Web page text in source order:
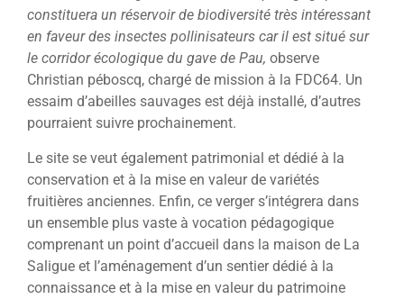
constituera un réservoir de biodiversité très intéressant
en faveur des insectes pollinisateurs car il est situé sur
le corridor écologique du gave de Pau, observe
Christian péboscq, chargé de mission à la FDC64. Un
essaim d’abeilles sauvages est déjà installé, d’autres
pourraient suivre prochainement.
Le site se veut également patrimonial et dédié à la
conservation et à la mise en valeur de variétés
fruitières anciennes. Enfin, ce verger s’intégrera dans
un ensemble plus vaste à vocation pédagogique
comprenant un point d’accueil dans la maison de La
Saligue et l’aménagement d’un sentier dédié à la
connaissance et à la mise en valeur du patrimoine